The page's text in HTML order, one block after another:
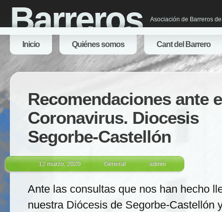
Barreros Asociación de Barreros
Inicio Quiénes somos Cant del Barrero
Recomendaciones ante
Coronavirus. Diocesis
Segorbe-Castellón
12 marzo, 2020 General admin
Ante las consultas que nos han hecho
nuestra Diócesis de Segorbe-Castellón